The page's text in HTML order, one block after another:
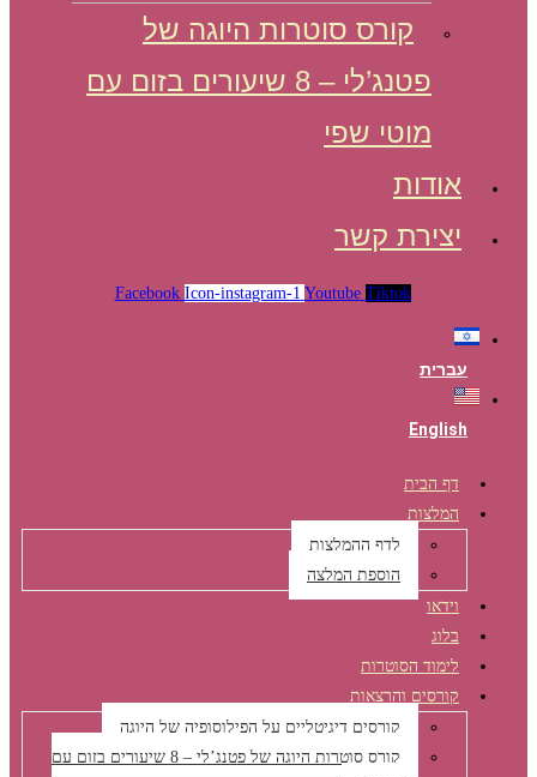
קורס סוטרות היוגה של
פטנג’לי – 8 שיעורים בזום עם
מוטי שפי
אודות
יצירת קשר
Facebook Icon-instagram-1 Youtube Tiktok
עברית
English
דף הבית
המלצות
לדף ההמלצות
הוספת המלצה
וידאו
בלוג
לימוד הסוטרות
קורסים והרצאות
קורסים דיגיטליים על הפילוסופיה של היוגה
קורס סוטרות היוגה של פטנג’לי – 8 שיעורים בזום עם